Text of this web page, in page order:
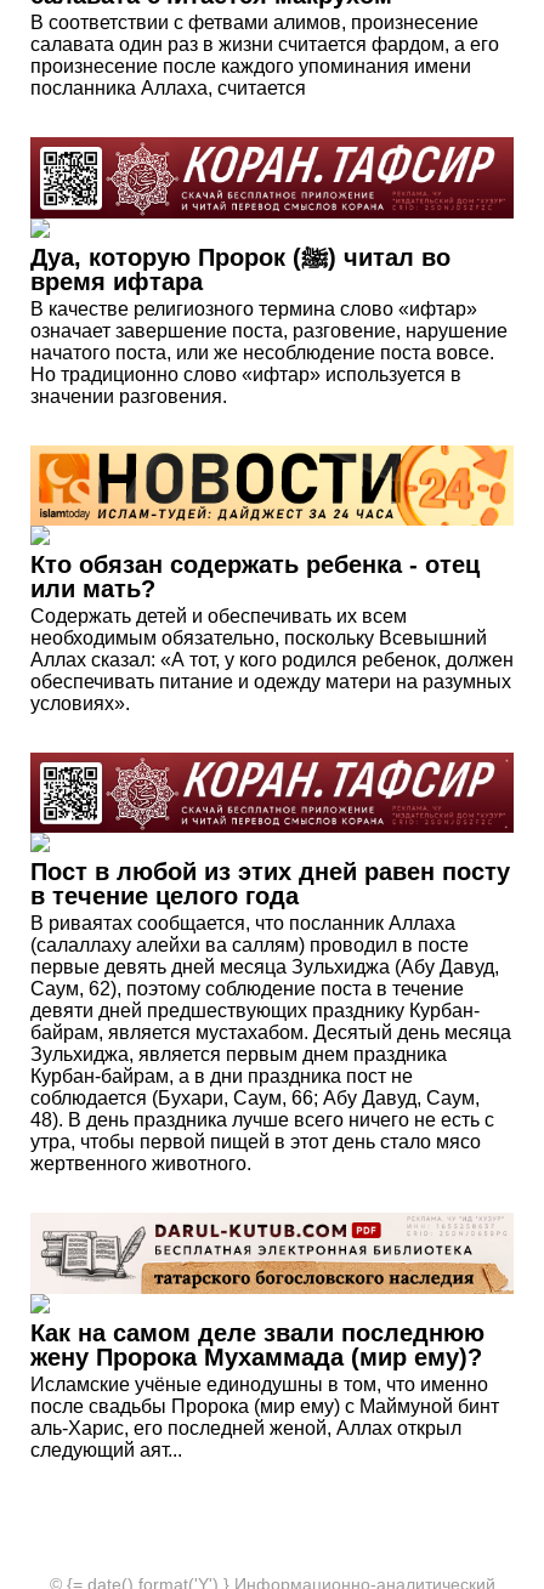
В соответствии с фетвами алимов, произнесение
салавата один раз в жизни считается фардом, а его
произнесение после каждого упоминания имени
посланника Аллаха, считается
Дуа, которую Пророк (ﷺ) читал во
время ифтара
В качестве религиозного термина слово «ифтар»
означает завершение поста, разговение, нарушение
начатого поста, или же несоблюдение поста вовсе.
Но традиционно слово «ифтар» используется в
значении разговения.
Кто обязан содержать ребенка - отец
или мать?
Содержать детей и обеспечивать их всем
необходимым обязательно, поскольку Всевышний
Аллах сказал: «А тот, у кого родился ребенок, должен
обеспечивать питание и одежду матери на разумных
условиях».
Пост в любой из этих дней равен посту
в течение целого года
В риваятах сообщается, что посланник Аллаха
(салаллаху алейхи ва саллям) проводил в посте
первые девять дней месяца Зульхиджа (Абу Давуд,
Саум, 62), поэтому соблюдение поста в течение
девяти дней предшествующих празднику Курбан-
байрам, является мустахабом. Десятый день месяца
Зульхиджа, является первым днем праздника
Курбан-байрам, а в дни праздника пост не
соблюдается (Бухари, Саум, 66; Абу Давуд, Саум,
48). В день праздника лучше всего ничего не есть с
утра, чтобы первой пищей в этот день стало мясо
жертвенного животного.
Как на самом деле звали последнюю
жену Пророка Мухаммада (мир ему)?
Исламские учёные единодушны в том, что именно
после свадьбы Пророка (мир ему) с Маймуной бинт
аль-Харис, его последней женой, Аллах открыл
следующий аят...
© {= date().format('Y') } Информационно-аналитический